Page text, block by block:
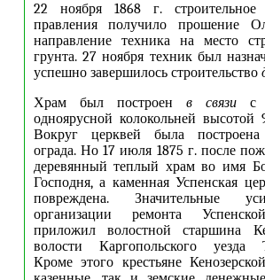
22 ноября 1868 г. строительное
правления получило прошение
направление техника на место
грунта. 27 ноября техник был
успешно завершилось строительство
Храм был построен в связи с
одноярусной колокольней высотой
Вокруг церквей была построена
ограда. Но 17 июля 1875 г. после
деревянный теплый храм во имя
Господня, а каменная Успенская
повреждена. Значительные
организации ремонта
приложил волостной старшина
волости Каргопольского уезда
Кроме этого крестьяне